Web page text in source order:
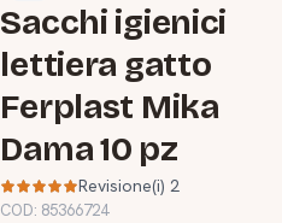
Sacchi igienici
lettiera gatto
Ferplast Mika
Dama 10 pz
Revisione(i) 2
COD: 85366724